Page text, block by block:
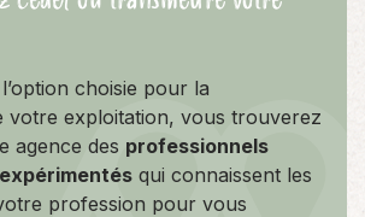
choisie pour la
votre exploitation, vous trouverez
agence des professionnels
qui connaissent les
profession pour vous